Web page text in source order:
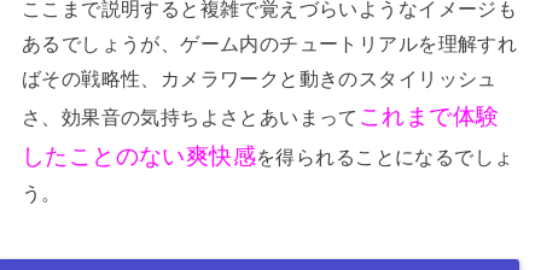
ここまで説明すると複雑で覚えづらいようなイメージも
あるでしょうが、ゲーム内のチュートリアルを理解すれ
ばその戦略性、カメラワークと動きのスタイリッシュ
さ、効果音の気持ちよさとあいまって これまで体験
したことのない爽快感を得られることになるでしょ
う。